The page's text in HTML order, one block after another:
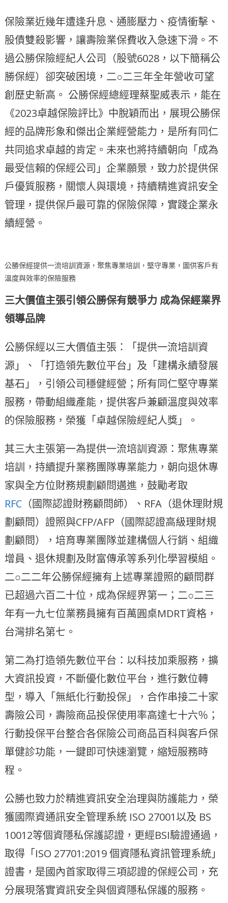
保險業近幾年遭逢升息、通膨壓力、疫情衝擊、
股債雙殺影響，讓壽險業保費收入急速下滑。不
過公勝保險經紀人公司（股號6028，以下簡稱公
勝保經）卻突破困境，二○二三年全年營收可望
創歷史新高。 公勝保經總經理蔡聖威表示，能在
《2023卓越保險評比》中脫穎而出，展現公勝保
經的品牌形象和傑出企業經營能力，是所有同仁
共同追求卓越的肯定。未來也將持續朝向「成為
最受信賴的保經公司」企業願景，致力於提供保
戶優質服務，關懷人與環境，持續精進資訊安全
管理，提供保戶最可靠的保險保障，實踐企業永
續經營。
公勝保經提供一流培訓資源，聚焦專業培訓，堅守專業，圖供客戶有
溫度與效率的保險服務
三大價值主張引領公勝保有競爭力 成為保經業界
領導品牌
公勝保經以三大價值主張：「提供一流培訓資
源」、「打造領先數位平台」及「建構永續發展
基石」，引領公司穩健經營；所有同仁堅守專業
服務，帶動組織產能，提供客戶兼顧溫度與效率
的保險服務，榮獲「卓越保險經紀人獎」。
其三大主張第一為提供一流培訓資源：聚焦專業
培訓，持續提升業務團隊專業能力，朝向退休專
家與全方位財務規劃顧問邁進，鼓勵考取
RFC（國際認證財務顧問師）、RFA（退休理財規
劃顧問）證照與CFP/AFP（國際認證高級理財規
劃顧問），培育專業團隊並建構個人行銷、組織
增員、退休規劃及財富傳承等系列化學習模組。
二○二二年公勝保經擁有上述專業證照的顧問群
已超過六百二十位，成為保經界第一；二○二三
年有一九七位業務員擁有百萬圓桌MDRT資格，
台灣排名第七。
第二為打造領先數位平台：以科技加乘服務，擴
大資訊投資，不斷優化數位平台，進行數位轉
型，導入「無紙化行動投保」，合作串接二十家
壽險公司，壽險商品投保使用率高達七十六％；
行動投保平台整合各保險公司商品百科與客戶保
單健診功能，一鍵即可快速瀏覽，縮短服務時
程。
公勝也致力於精進資訊安全治理與防護能力，榮
獲國際資通訊安全管理系統 ISO 27001以及 BS
10012等個資隱私保護認證，更經BSI驗證通過，
取得「ISO 27701:2019 個資隱私資訊管理系統」
證書，是國內首家取得三項認證的保經公司，充
分展現落實資訊安全與個資隱私保護的服務。